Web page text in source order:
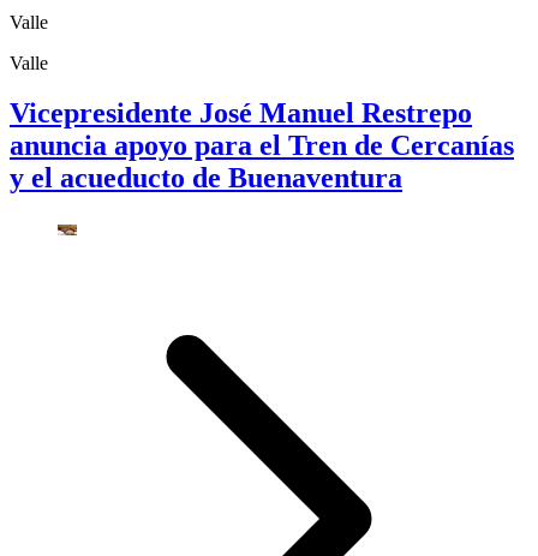
Valle
Valle
Vicepresidente José Manuel Restrepo
anuncia apoyo para el Tren de Cercanías
y el acueducto de Buenaventura